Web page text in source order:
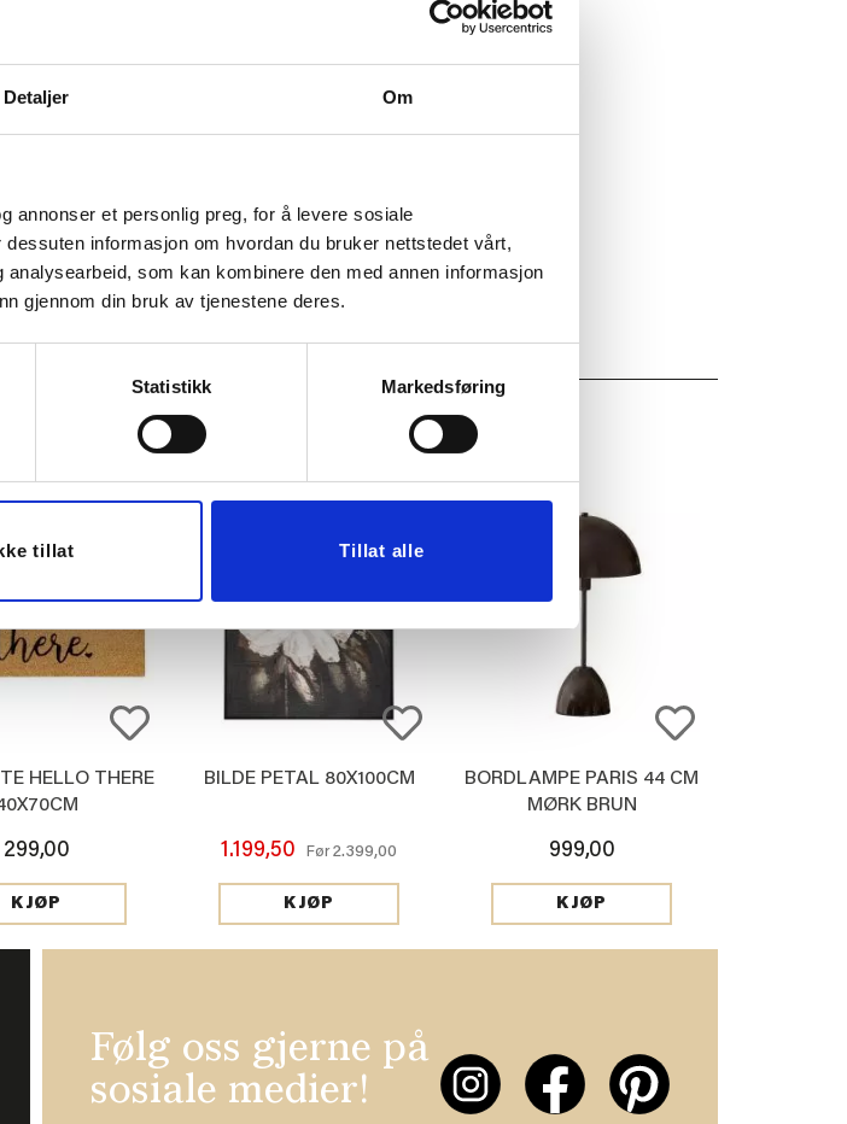
Detaljer Om
annonser et personlig preg, for å levere sosiale
informasjon om hvordan du bruker nettstedet vårt,
som kan kombinere den med annen informasjon
gjennom din bruk av tjenestene deres.
Statistikk Markedsføring
tillat Tillat alle
Artikkelnummer:
7071100798534
Materiale:
Bredde:
Høyde:
24 cm
Tips venner om dette
Last ned bilde
HELLO THERE
299,00
KJØP
BILDE PETAL 80X100CM
1.199,50 Før2.399,00
KJØP
BORDLAMPE PARIS 44 CM
MØRK BRUN
999,00
KJØP
Følg oss gjerne på
sosiale medier!